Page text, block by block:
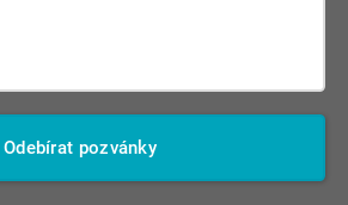
Odebírat pozvánky